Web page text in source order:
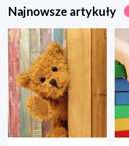
Najnowsze artykuły